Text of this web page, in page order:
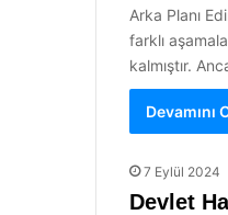
Arka Planı
farklı
kalmıştır.
Devamını
7 Eylül 2024
Devlet